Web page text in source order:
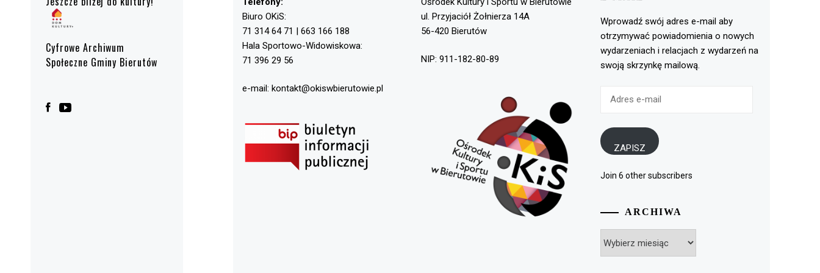
Cyfrowe Archiwum
Społeczne Gminy Bierutów
Biuro OKiS:
71 314 64 71 | 663 166 188
Hala Sportowo-Widowiskowa:
71 396 29 56
e-mail: kontakt@okiswbierutowie.pl
ul. Przyjaciół Żołnierza 14A
56-420 Bierutów
NIP: 911-182-80-89
Wprowadź swój adres e-mail aby
otrzymywać powiadomienia o nowych
wydarzeniach i relacjach z wydarzeń na
swoją skrzynkę mailową.
ZAPISZ
Join 6 other subscribers
ARCHIWA